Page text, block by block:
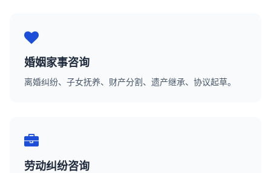
婚姻家事咨询
离婚纠纷、子女抚养、财产分割、遗产继承、协议起草。
劳动纠纷咨询